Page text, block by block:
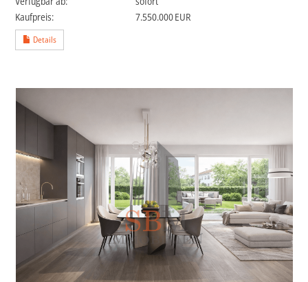
Kaufpreis:
7.550.000 EUR
Details